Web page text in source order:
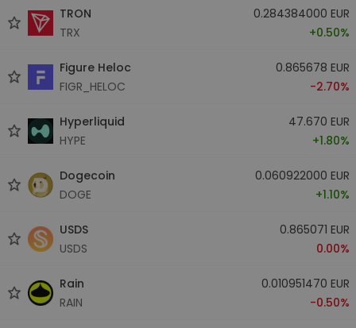
TRON
TRX
0.284384000 EUR
+0.50%
Figure Heloc
FIGR_HELOC
0.865678 EUR
-2.70%
Hyperliquid
HYPE
47.670 EUR
+1.80%
Dogecoin
DOGE
0.060922000 EUR
+1.10%
USDS
USDS
0.865071 EUR
0.00%
Rain
RAIN
0.010951470 EUR
-0.50%